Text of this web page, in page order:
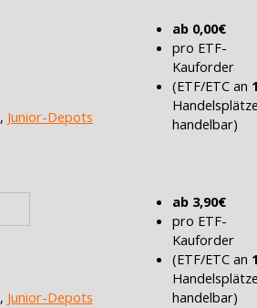
, Junior-Depots
ab 0,00€
pro ETF-
Kauforder
(ETF/ETC an
handelbar)
, Junior-Depots
ab 3,90€
pro ETF-
Kauforder
(ETF/ETC an
handelbar)